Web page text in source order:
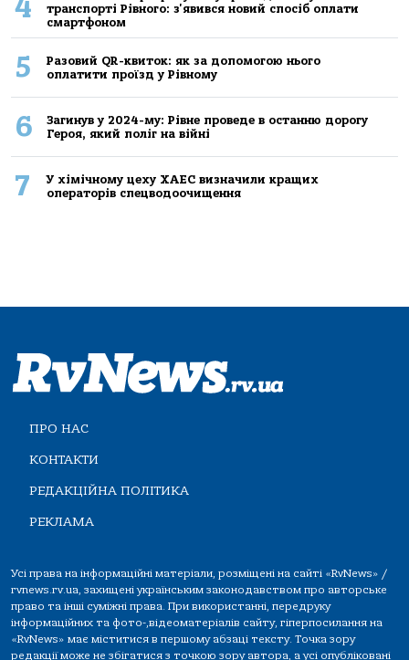
4
транспорті Рівного: з'явився новий спосіб оплати
смартфоном
5
Разовий QR-квиток: як за допомогою нього
оплатити проїзд у Рівному
6
Загинув у 2024-му: Рівне проведе в останню дорогу
Героя, який поліг на війні
7
У хімічному цеху ХАЕС визначили кращих
операторів спецводоочищення
ПРО НАС
КОНТАКТИ
РЕДАКЦІЙНА ПОЛІТИКА
РЕКЛАМА
Усі права на інформаційні матеріали, розміщені на сайті «RvNews» /
rvnews.rv.ua, захищені українським законодавством про авторське
право та інші суміжні права. При використанні, передруку
інформаційних та фото-,відеоматеріалів сайту, гіперпосилання на
«RvNews» має міститися в першому абзаці тексту. Точка зору
редакції може не збігатися з точкою зору автора, а усі опубліковані